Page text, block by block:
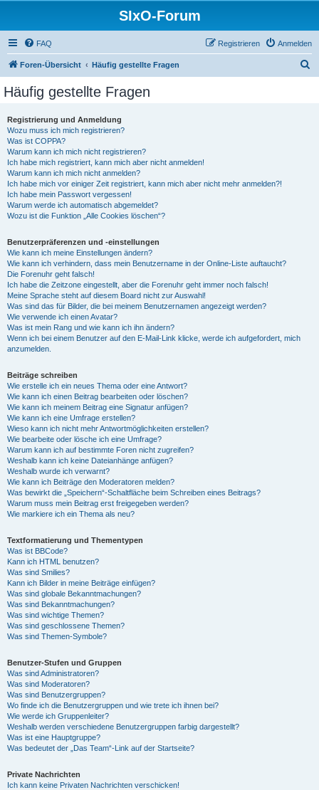
SIxO-Forum
FAQ Anmelden
Registrieren
Foren-Übersicht Häufig gestellte Fragen
Häufig gestellte Fragen
Registrierung und Anmeldung
Wozu muss ich mich registrieren?
Was ist COPPA?
Warum kann ich mich nicht registrieren?
Ich habe mich registriert, kann mich aber nicht anmelden!
Warum kann ich mich nicht anmelden?
Ich habe mich vor einiger Zeit registriert, kann mich aber nicht mehr anmelden?!
Ich habe mein Passwort vergessen!
Warum werde ich automatisch abgemeldet?
Wozu ist die Funktion „Alle Cookies löschen“?
Benutzerpräferenzen und -einstellungen
Wie kann ich meine Einstellungen ändern?
Wie kann ich verhindern, dass mein Benutzername in der Online-Liste auftaucht?
Die Forenuhr geht falsch!
Ich habe die Zeitzone eingestellt, aber die Forenuhr geht immer noch falsch!
Meine Sprache steht auf diesem Board nicht zur Auswahl!
Was sind das für Bilder, die bei meinem Benutzernamen angezeigt werden?
Wie verwende ich einen Avatar?
Was ist mein Rang und wie kann ich ihn ändern?
Wenn ich bei einem Benutzer auf den E-Mail-Link klicke, werde ich aufgefordert, mich
anzumelden.
Beiträge schreiben
Wie erstelle ich ein neues Thema oder eine Antwort?
Wie kann ich einen Beitrag bearbeiten oder löschen?
Wie kann ich meinem Beitrag eine Signatur anfügen?
Wie kann ich eine Umfrage erstellen?
Wieso kann ich nicht mehr Antwortmöglichkeiten erstellen?
Wie bearbeite oder lösche ich eine Umfrage?
Warum kann ich auf bestimmte Foren nicht zugreifen?
Weshalb kann ich keine Dateianhänge anfügen?
Weshalb wurde ich verwarnt?
Wie kann ich Beiträge den Moderatoren melden?
Was bewirkt die „Speichern“-Schaltfläche beim Schreiben eines Beitrags?
Warum muss mein Beitrag erst freigegeben werden?
Wie markiere ich ein Thema als neu?
Textformatierung und Thementypen
Was ist BBCode?
Kann ich HTML benutzen?
Was sind Smilies?
Kann ich Bilder in meine Beiträge einfügen?
Was sind globale Bekanntmachungen?
Was sind Bekanntmachungen?
Was sind wichtige Themen?
Was sind geschlossene Themen?
Was sind Themen-Symbole?
Benutzer-Stufen und Gruppen
Was sind Administratoren?
Was sind Moderatoren?
Was sind Benutzergruppen?
Wo finde ich die Benutzergruppen und wie trete ich ihnen bei?
Wie werde ich Gruppenleiter?
Weshalb werden verschiedene Benutzergruppen farbig dargestellt?
Was ist eine Hauptgruppe?
Was bedeutet der „Das Team“-Link auf der Startseite?
Private Nachrichten
Ich kann keine Privaten Nachrichten verschicken!